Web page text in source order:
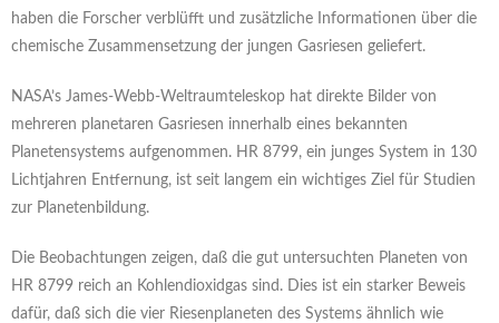
haben die Forscher verblüfft und zusätzliche Informationen über die
chemische Zusammensetzung der jungen Gasriesen geliefert.
NASA’s James-Webb-Weltraumteleskop hat direkte Bilder von
mehreren planetaren Gasriesen innerhalb eines bekannten
Planetensystems aufgenommen. HR 8799, ein junges System in 130
Lichtjahren Entfernung, ist seit langem ein wichtiges Ziel für Studien
zur Planetenbildung.
Die Beobachtungen zeigen, daß die gut untersuchten Planeten von
HR 8799 reich an Kohlendioxidgas sind. Dies ist ein starker Beweis
dafür, daß sich die vier Riesenplaneten des Systems ähnlich wie